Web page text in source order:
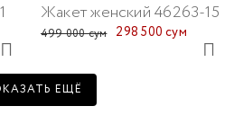
Жакет женский 46263-15
499 000 сум 298 500 сум
ЕЩЁ